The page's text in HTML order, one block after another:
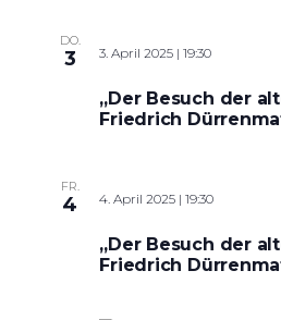
DO.
3 3. April 2025 | 19:30
„Der Besuch der
Friedrich
FR.
4 4. April 2025 | 19:30
„Der Besuch der
Friedrich